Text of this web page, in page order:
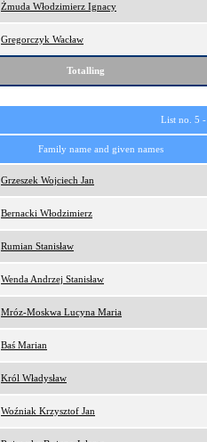
Żmuda Włodzimierz Ignacy
Gregorczyk Wacław
Totalling
List no. 5 -
Family name and given names
Grzeszek Wojciech Jan
Bernacki Włodzimierz
Rumian Stanisław
Wenda Andrzej Stanisław
Mróz-Moskwa Lucyna Maria
Baś Marian
Król Władysław
Woźniak Krzysztof Jan